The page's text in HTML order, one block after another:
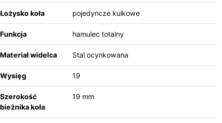
Łożysko koła pojedyncze kulkowe
Funkcja hamulec totalny
Materiał widelca Stal ocynkowana
Wysięg 19
Szerokość
bieżnika koła
19 mm